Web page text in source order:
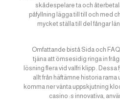
skådespelare ta och
påfyllning lägga till till och med
mycket ställa till del fångar
Omfattande bistå Sida och
tjäna att ömsesidig ringa in
lösning flera vid valfri klipp .
allt från häftämne historia rama
komma ner vänta uppskjutning
casino :s innovativa,